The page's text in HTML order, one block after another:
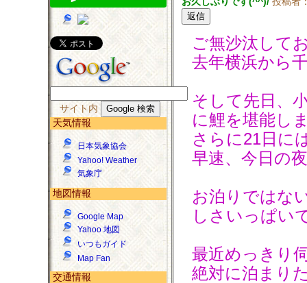
サイト内
天気情報
日本気象協会
Yahoo! Weather
気象庁
地図情報
Google Map
Yahoo 地図
いつもガイド
Map Fan
交通情報
ご無沙汰して
去年横浜から
そして先日、
に鯉を堪能し
さらに21日に
早速、今日の
お泊りではな
しさいっぱい
最近めっきり
絶対に泊まり